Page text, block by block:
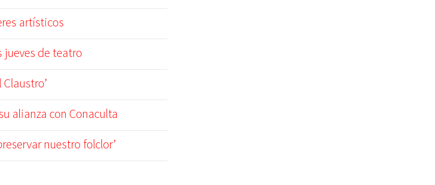
artísticos
jueves de teatro
alianza con Conaculta
nuestro folclor’